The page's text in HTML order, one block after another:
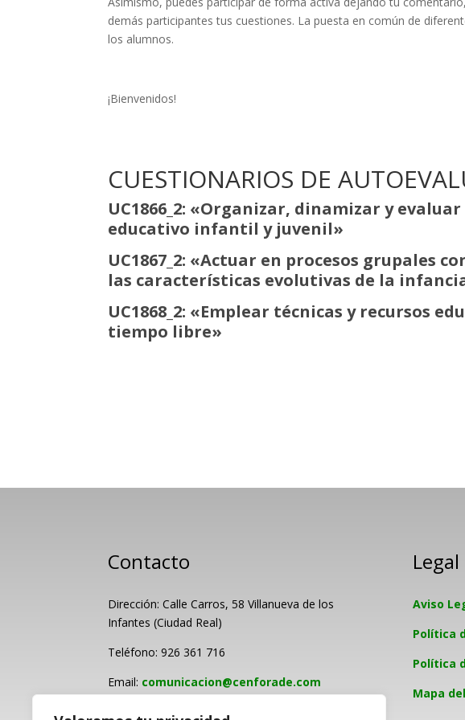
demás participantes tus cuestiones. La puesta en común de
los alumnos.
¡Bienvenidos!
CUESTIONARIOS DE
UC1866_2: «Organizar, dinamizar y
educativo infantil y juvenil»
UC1867_2: «Actuar en procesos grupales
las características evolutivas de la
UC1868_2: «Emplear técnicas y recursos
tiempo libre»
Contacto
Dirección: Calle Carros, 58 Villanueva de los
Infantes (Ciudad Real)
Teléfono: 926 361 716
Email: comunicacion@cenforade.com
Legal
Aviso
Política
Política
Mapa